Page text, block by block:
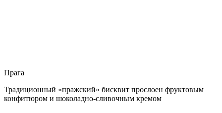
Прага
Традиционный «пражский» бисквит прослоен фруктовым
конфитюром и шоколадно-сливочным кремом